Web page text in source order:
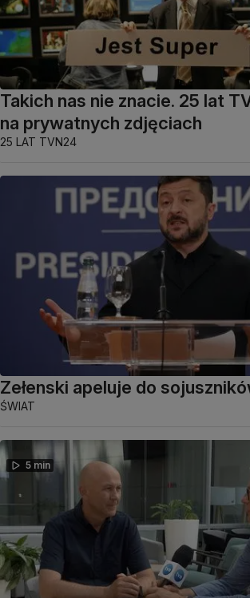
Takich nas nie znacie. 25 lat
na prywatnych zdjęciach
25 LAT TVN24
Zełenski apeluje do
ŚWIAT
5 min